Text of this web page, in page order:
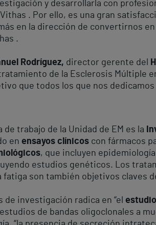
y desarrollarla con
. Por ello, es una gran
en la dirección de convertirnos
.
Rodríguez, director gerente del
de la Esclerosis Múltiple
que todos los que nos dedicamos
de trabajo de la Unidad de EM es la
en ensayos clínicos con fármacos
, que incluyen
estudios genéticos. Los
fatiga son también objetivos claves
de investigación radica en “el
de bandas oligoclonales a